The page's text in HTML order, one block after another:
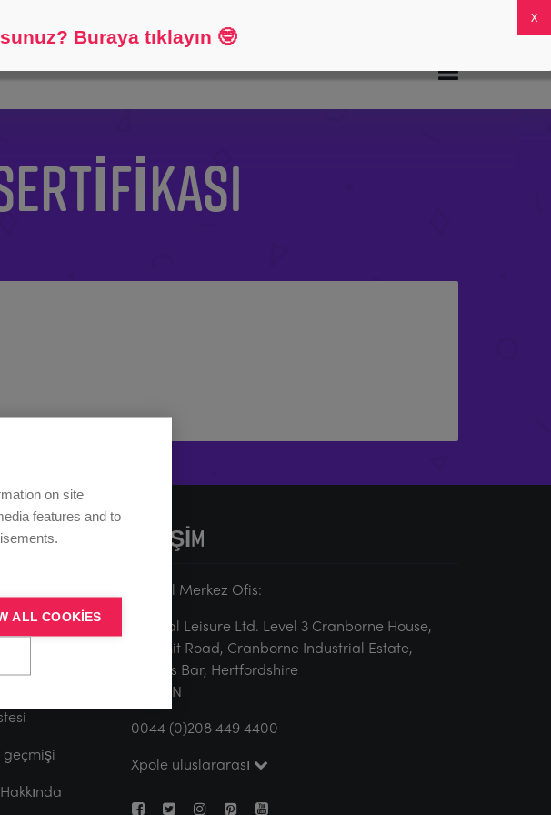
İLETIŞIM
Global Merkez Ofis:
Vertical Leisure Ltd. Level 3 Cranborne House,
Summit Road, Cranborne Industrial Estate,
Potters Bar, Hertfordshire
EN6 3JN
0044 (0)208 449 4400
Xpole uluslararası
Buraya tıklayın 🤓
on site
features and to
ALL COOKIES